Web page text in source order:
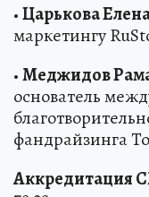
•Царькова
маркетингу
•Меджидов
основатель
фандрайзинга
Аккредитация